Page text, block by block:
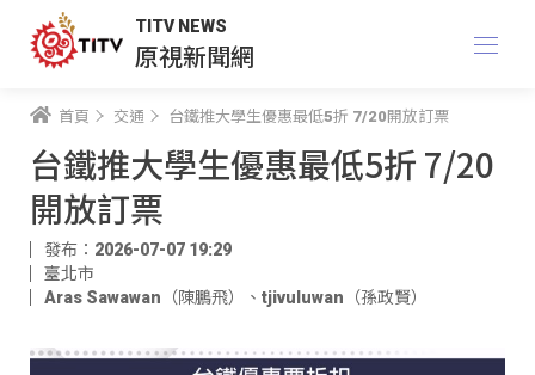
TITV NEWS
原視新聞網
首頁 交通 台鐵推大學生優惠最低5折 7/20開放訂票
台鐵推大學生優惠最低5折 7/20
開放訂票
發布：2026-07-07 19:29
臺北市
Aras Sawawan（陳鵬飛）
、 tjivuluwan（孫政賢）